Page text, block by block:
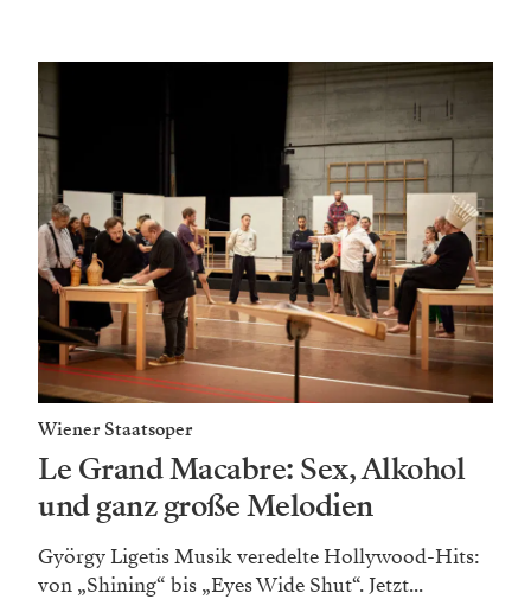
Wiener Staatsoper
Le Grand Macabre: Sex, Alkohol
und ganz große Melodien
György Ligetis Musik veredelte Hollywood-Hits:
von „Shining“ bis „Eyes Wide Shut“. Jetzt...